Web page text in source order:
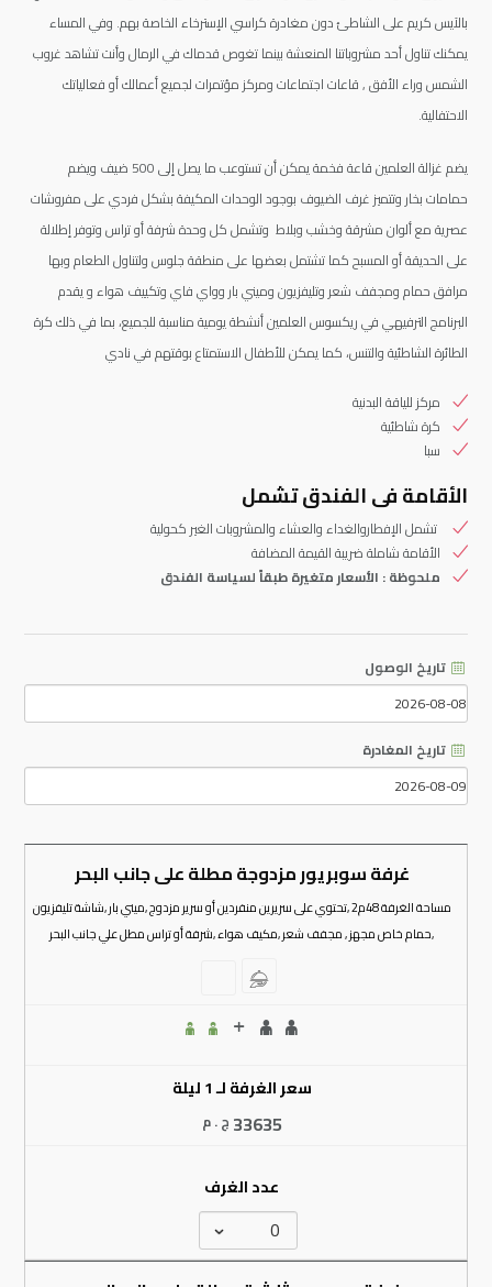
بالآيس كريم على الشاطئ دون مغادرة كراسي الإسترخاء الخاصة بهم. وفي المساء
يمكنك تناول أحد مشروباتنا المنعشة بينما تغوص قدماك في الرمال وأنت تشاهد غروب
الشمس وراء الأفق , قاعات اجتماعات ومركز مؤتمرات لجميع أعمالك أو فعالياتك
الاحتفالية.
يضم غزالة العلمين قاعة فخمة يمكن أن تستوعب ما يصل إلى 500 ضيف ويضم
حمامات بخار وتتميز غرف الضيوف بوجود الوحدات المكيفة بشكل فردي على مفروشات
عصرية مع ألوان مشرقة وخشب وبلاط وتشمل كل وحدة شرفة أو تراس وتوفر إطلالة
على الحديقة أو المسبح كما تشتمل بعضها على منطقة جلوس ولتناول الطعام وبها
مرافق حمام ومجفف شعر وتليفزيون وميني بار وواي فاي وتكييف هواء و يقدم
البرنامج الترفيهي في ريكسوس العلمين أنشطة يومية مناسبة للجميع، بما في ذلك كرة
الطائرة الشاطئية والتنس، كما يمكن للأطفال الاستمتاع بوقتهم في نادي
مركز للياقة البدنية
كرة شاطئية
سبا
الأقامة فى الفندق تشمل
تشمل الإفطاروالغداء والعشاء والمشروبات الغير كحولية
الأقامة شاملة ضريبة القيمة المضافة
ملحوظة : الأسعار متغيرة طبقاً لسياسة الفندق
تاريخ الوصول
تاريخ المغادرة
غرفة سوبريور مزدوجة مطلة على جانب البحر
مساحة الغرفة 48م2 ,تحتوي على سريرين منفردين أو سرير مزدوج ,ميني بار ,شاشة تليفزيون
,حمام خاص مجهز , مجفف شعر ,مكيف هواء ,شرفة أو تراس مطل علي جانب البحر
سعر الغرفة لـ 1 ليلة
33635 ج . م
عدد الغرف